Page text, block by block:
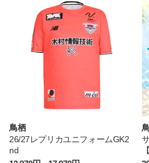
鳥栖
26/27レプリカユニフォームGK2
nd